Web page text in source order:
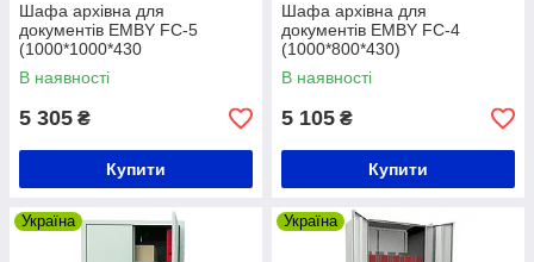
Шафа архівна для
документів EMBY FC-5
(1000*1000*430
В наявності
5 305 ₴
Купити
Шафа архівна для
документів EMBY FC-4
(1000*800*430)
В наявності
5 105 ₴
Купити
Україна Україна